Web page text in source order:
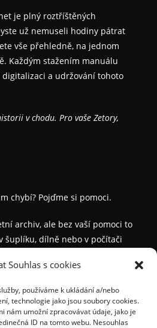
Souhlas s cookies
používáme k ukládání a/nebo
technologie jako jsou soubory cookies.
nám umožní zpracovávat údaje, jako je
ID na tomto webu. Nesouhlas
je plný roztříštěných
už nemuseli hodiny pátrat
vše přehledně, na jednom
Každým stažením manuálu
a udržování tohoto
v chodu. Pro vaše Zetory,
chybí? Pojďme si pomoci.
archiv, ale bez vaší pomoci to
šuplíku, dílně nebo v počítači
veteránisty, ozvěte se nám.
komunitě. Za každý
který nám pomůžete